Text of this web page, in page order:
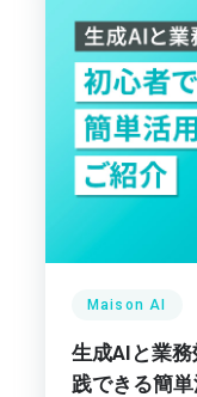
Maison AI
生成AIと業
践できる簡